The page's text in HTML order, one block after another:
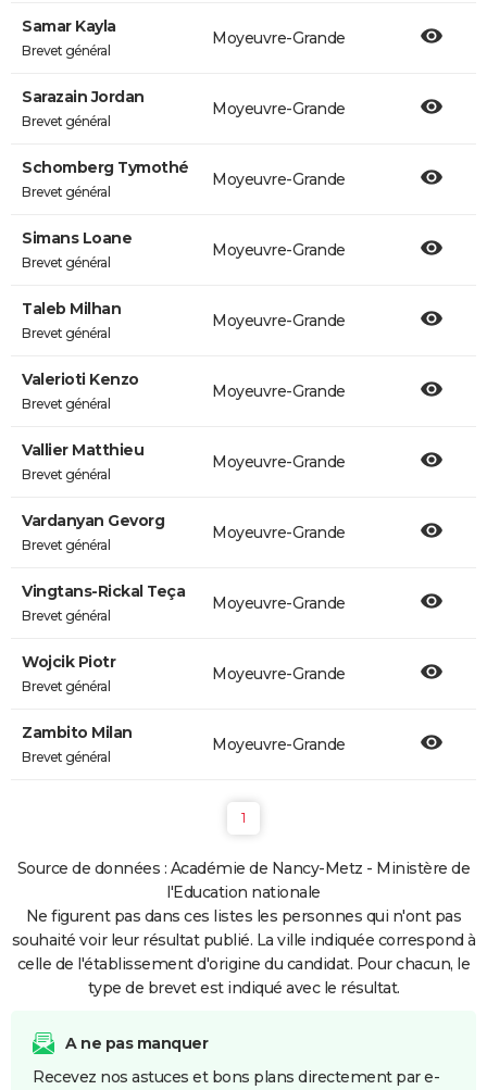
Samar Kayla
Brevet général
Moyeuvre-Grande
Sarazain Jordan
Brevet général
Moyeuvre-Grande
Schomberg Tymothé
Brevet général
Moyeuvre-Grande
Simans Loane
Brevet général
Moyeuvre-Grande
Taleb Milhan
Brevet général
Moyeuvre-Grande
Valerioti Kenzo
Brevet général
Moyeuvre-Grande
Vallier Matthieu
Brevet général
Moyeuvre-Grande
Vardanyan Gevorg
Brevet général
Moyeuvre-Grande
Vingtans-Rickal Teça
Brevet général
Moyeuvre-Grande
Wojcik Piotr
Brevet général
Moyeuvre-Grande
Zambito Milan
Brevet général
Moyeuvre-Grande
1
Source de données : Académie de Nancy-Metz - Ministère de
l'Education nationale
Ne figurent pas dans ces listes les personnes qui n'ont pas
souhaité voir leur résultat publié. La ville indiquée correspond à
celle de l'établissement d'origine du candidat. Pour chacun, le
type de brevet est indiqué avec le résultat.
A ne pas manquer
Recevez nos astuces et bons plans directement par e-